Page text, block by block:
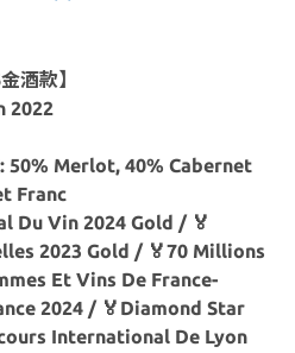
酒款】
2022
50% Merlot, 40% Cabernet
Franc
Du Vin 2024 Gold / 🏅
2023 Gold / 🏅70 Millions
Et Vins De France-
2024 / 🏅Diamond Star
International De Lyon